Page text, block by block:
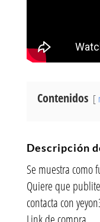
Contenidos
Descripción
Se muestra como
Quiere que
contacta con